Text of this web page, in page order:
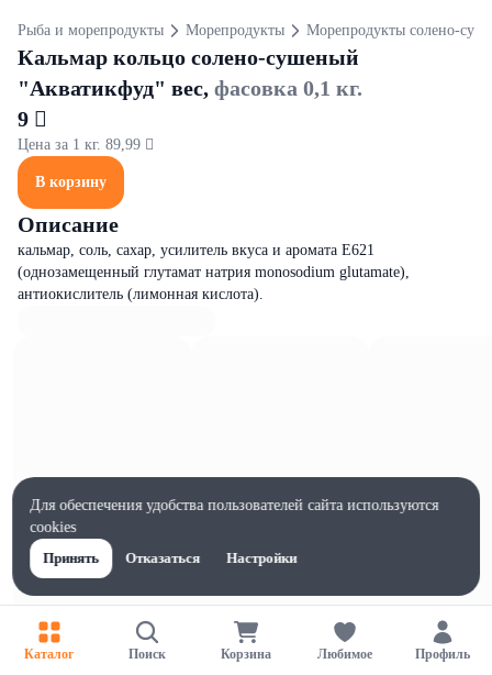
Рыба и морепродукты Морепродукты Морепродукты солено-
Кальмар кольцо солено-сушеный
"Акватикфуд" вес, фасовка 0,1 кг.
9 
Цена за 1 кг. 89,99 
В корзину
Описание
кальмар, соль, сахар, усилитель вкуса и аромата E621
(однозамещенный глутамат натрия monosodium glutamate),
антиокислитель (лимонная кислота).
Каталог Поиск Корзина Любимое Профиль
Для обеспечения удобства пользователей сайта используются
cookies
Принять
Отказаться Настройки